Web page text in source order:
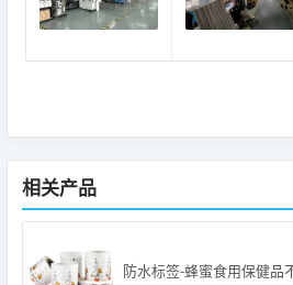
相关产品
防水标签-蜂蜜食用保健品